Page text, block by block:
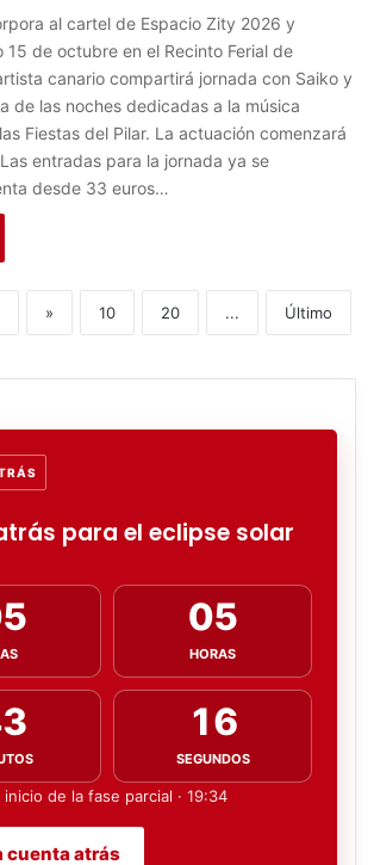
al cartel de Espacio Zity 2026 y
15 de octubre en el Recinto Ferial de
canario compartirá jornada con Saiko y
de las noches dedicadas a la música
Fiestas del Pilar. La actuación comenzará
entradas para la jornada ya se
desde 33 euros…
» 10 20 ... Último
para el eclipse solar
05
HORAS
15
SEGUNDOS
inicio de la fase parcial · 19:34
cuenta atrás